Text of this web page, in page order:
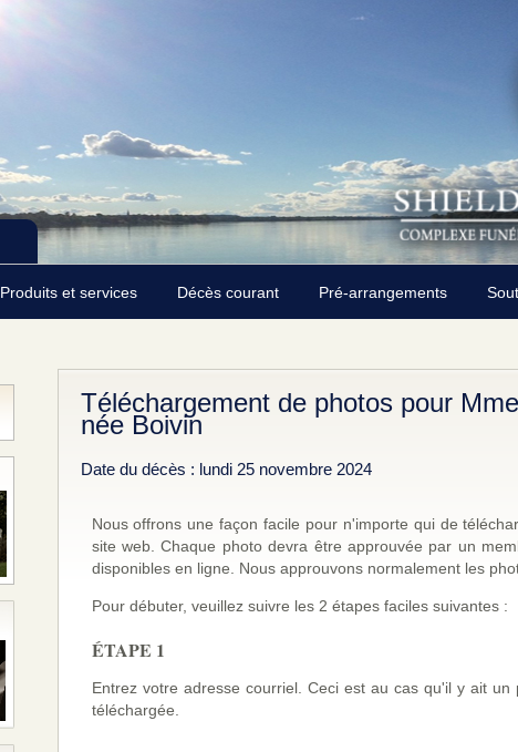
Produits et services Décès courant Pré-arrangements
Téléchargement de photos pour
née Boivin
Date du décès : lundi 25 novembre 2024
Nous offrons une façon facile pour n'importe qui de
site web. Chaque photo devra être approuvée par un
disponibles en ligne. Nous approuvons normalement les
Pour débuter, veuillez suivre les 2 étapes faciles suivantes :
ÉTAPE 1
Entrez votre adresse courriel. Ceci est au cas qu'il y ait
téléchargée.